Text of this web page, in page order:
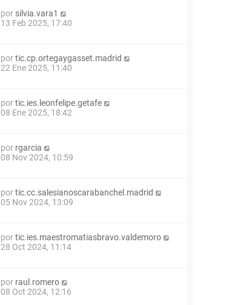
por silvia.vara1
13 Feb 2025, 17:40
portic.cp.ortegaygasset.madrid
22 Ene 2025, 11:40
portic.ies.leonfelipe.getafe
08 Ene 2025, 18:42
por rgarcia
08 Nov 2024, 10:59
portic.cc.salesianoscarabanchel.madrid
05 Nov 2024, 13:09
portic.ies.maestromatiasbravo.valdemoro
28 Oct 2024, 11:14
por raul.romero
08 Oct 2024, 12:16